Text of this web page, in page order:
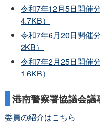
令和7年12月5日開催
4.7KB）
令和7年6月20日開催
2KB）
令和7年2月25日開催
1.6KB）
港南警察署協議会議
委員の紹介はこちら